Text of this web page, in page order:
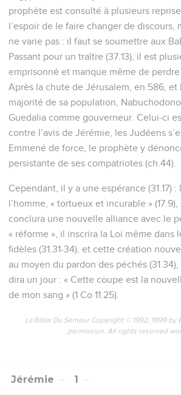
prophète est consulté à plusieurs
l’espoir de le faire changer de discours,
ne varie pas : il faut se soumettre aux
Passant pour un traître (37.13), il est
emprisonné et manque même de perdre
Après la chute de Jérusalem, en 586,
majorité de sa population,
Guedalia comme gouverneur. Celui-ci
contre l’avis de Jérémie, les Judéens
Emmené de force, le prophète y
persistante de ses compatriotes (ch.44).
Cependant, il y a une espérance (31.17)
l’homme, « tortueux et incurable »
conclura une nouvelle alliance avec le
« réforme », il inscrira la Loi même dans
fidèles (31.31-34), et cette création
au moyen du pardon des péchés
dira un jour : « Cette coupe est la
de mon sang » (1 Co 11.25).
La Bible Du Semeur Copyright © 1992, 1999 by
permission. All rights reserved
Jérémie 1